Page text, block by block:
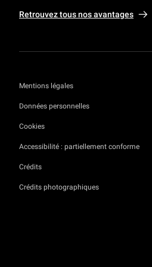
Retrouvez tous nos avantages
Mentions légales
Données personnelles
Cookies
Accessibilité : partiellement conforme
Crédits
Crédits photographiques